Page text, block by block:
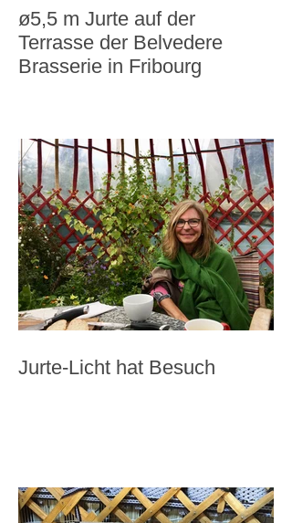
ø5,5 m Jurte auf der
Terrasse der Belvedere
Brasserie in Fribourg
Jurte-Licht hat Besuch